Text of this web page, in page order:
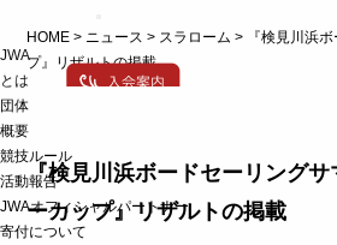
o
g
v
g
a
JWA
とは
団体
概要
競技ルール
活動報告
JWAオフィシャルパートナー
寄付について
HOME > ニュース > スラローム >
『検見川浜
プ』リザルトの掲載
『検見川浜ボードセーリングサ
ーカップ』リザルトの掲載